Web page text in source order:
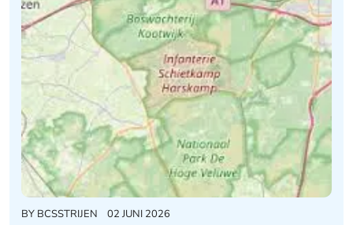
BY BCSSTRIJEN 02 JUNI 2026